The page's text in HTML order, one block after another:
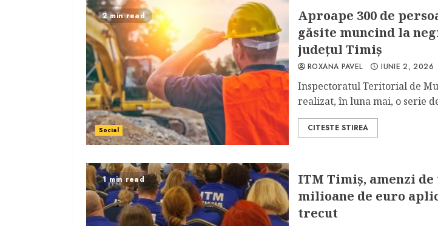
2 min read
Social
Aproape 300 de
găsite muncind la
județul Timiș
ROXANA PAVEL IUNIE 2, 2026
Inspectoratul Teritorial de
realizat, în luna mai, o serie
CITESTE STIREA
1 min read
ITM Timiș, amenzi
milioane de euro
trecut